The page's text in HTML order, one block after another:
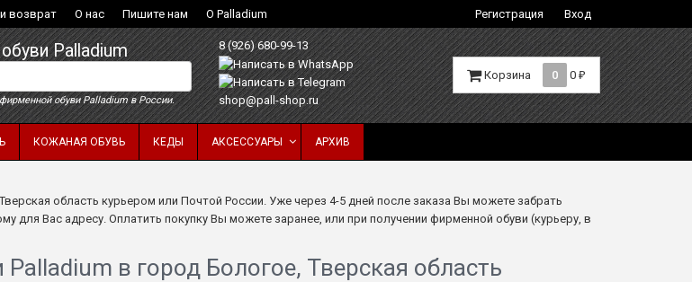
возврат О нас Пишите нам О Palladium Регистрация Вход
Palladium
обуви Palladium в России.
8 (926) 680-99-13
shop@pall-shop.ru
Корзина 0 0 ₽
КОЖАНАЯ ОБУВЬ КЕДЫ АКСЕССУАРЫ АРХИВ
область курьером или Почтой России. Уже через 4-5 дней после заказа Вы можете забрать
для Вас адресу. Оплатить покупку Вы можете заранее, или при получении фирменной обуви (курьеру, в
в город Бологое, Тверская область